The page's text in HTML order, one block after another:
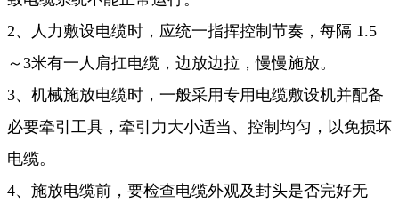
2、人力敷设电缆时，应统一指挥控制节奏，每隔 1.5
～3米有一人肩扛电缆，边放边拉，慢慢施放。
3、机械施放电缆时，一般采用专用电缆敷设机并配备
必要牵引工具，牵引力大小适当、控制均匀，以免损坏
电缆。
4、施放电缆前，要检查电缆外观及封头是否完好无